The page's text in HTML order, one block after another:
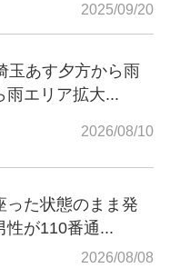
2025/09/20
あす夕方から雨
エリア拡大...
2026/08/10
った状態のまま発
が110番通...
2026/08/08